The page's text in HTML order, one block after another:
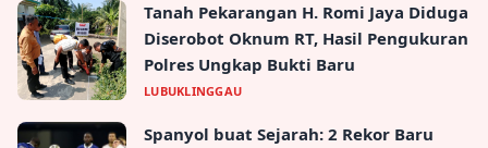
Tanah Pekarangan H. Romi Jaya Diduga
Diserobot Oknum RT, Hasil Pengukuran
Polres Ungkap Bukti Baru
LUBUKLINGGAU
Spanyol buat Sejarah: 2 Rekor Baru